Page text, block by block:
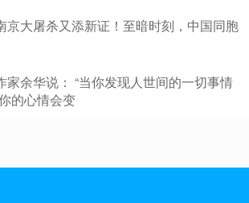
股加杠杆怎么办，结果秒没。”一位IP上海的用
。 2026年第三、四期储蓄国债
06-12
升 6月地方债发行有望提速
京大屠杀又添新证！至暗时刻，中国同胞
家余华说： “当你发现人世间的一切事情
的心情会变